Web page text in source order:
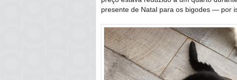
presente de Natal para os bigodes — por